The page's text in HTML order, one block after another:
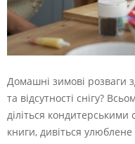
Домашні зимові розваги
та відсутності снігу?
діліться
книги, дивіться улюблене